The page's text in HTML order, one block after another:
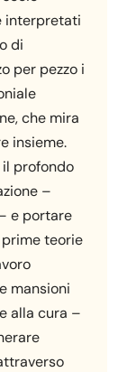
interpretati
di
per pezzo i
che mira
insieme.
il profondo
–
e portare
teorie
mansioni
alla cura –